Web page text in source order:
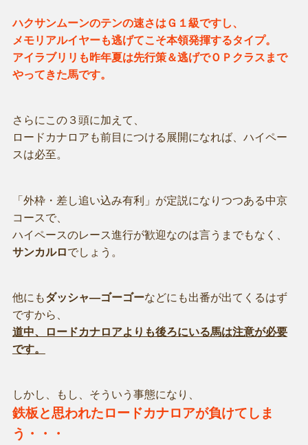
ハクサンムーンのテンの速さはＧ１級ですし、
メモリアルイヤーも逃げてこそ本領発揮するタイプ。
アイラブリリも昨年夏は先行策＆逃げでＯＰクラスまで
やってきた馬です。
さらにこの３頭に加えて、
ロードカナロアも前目につける展開になれば、ハイペー
スは必至。
「外枠・差し追い込み有利」が定説になりつつある中京
コースで、
ハイペースのレース進行が歓迎なのは言うまでもなく、
サンカルロでしょう。
他にもダッシャ―ゴーゴーなどにも出番が出てくるはず
ですから、
道中、ロードカナロアよりも後ろにいる馬は注意が必要
です。
しかし、もし、そういう事態になり、
鉄板と思われたロードカナロアが負けてしま
う・・・